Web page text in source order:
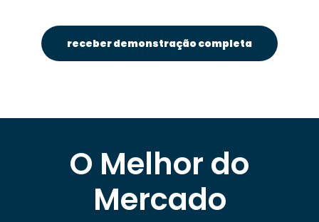
receber demonstração completa
O Melhor do
Mercado